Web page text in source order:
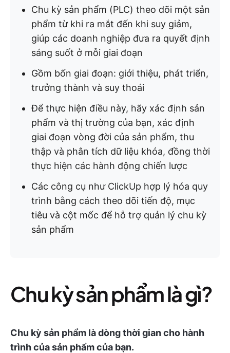
Chu kỳ sản phẩm (PLC) theo dõi một sản
phẩm từ khi ra mắt đến khi suy giảm,
giúp các doanh nghiệp đưa ra quyết định
sáng suốt ở mỗi giai đoạn
Gồm bốn giai đoạn: giới thiệu, phát triển,
trưởng thành và suy thoái
Để thực hiện điều này, hãy xác định sản
phẩm và thị trường của bạn, xác định
giai đoạn vòng đời của sản phẩm, thu
thập và phân tích dữ liệu khóa, đồng thời
thực hiện các hành động chiến lược
Các công cụ như ClickUp hợp lý hóa quy
trình bằng cách theo dõi tiến độ, mục
tiêu và cột mốc để hỗ trợ quản lý chu kỳ
sản phẩm
Chu kỳ sản phẩm là gì?
Chu kỳ sản phẩm là dòng thời gian cho hành
trình của sản phẩm của bạn.